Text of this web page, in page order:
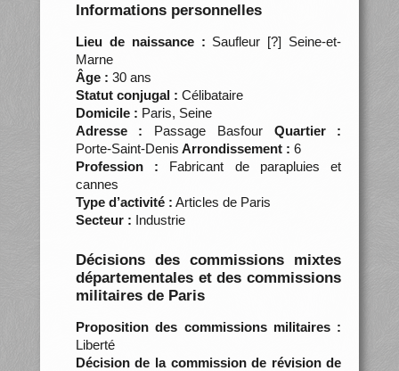
Informations personnelles
Lieu de naissance : Saufleur [?] Seine-et-
Marne
Âge : 30 ans
Statut conjugal : Célibataire
Domicile : Paris, Seine
Adresse : Passage Basfour Quartier :
Porte-Saint-Denis Arrondissement : 6
Profession : Fabricant de parapluies et
cannes
Type d’activité : Articles de Paris
Secteur : Industrie
Décisions des commissions mixtes
départementales et des commissions
militaires de Paris
Proposition des commissions militaires :
Liberté
Décision de la commission de révision de